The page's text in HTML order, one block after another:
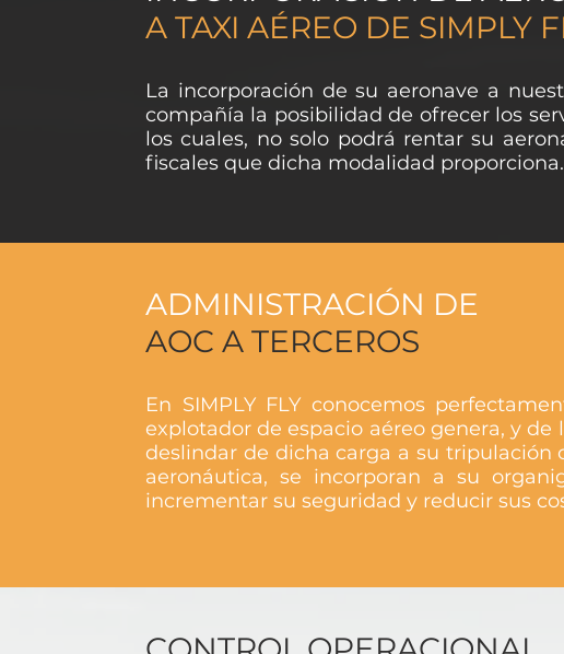
A TAXI AÉREO DE SIMPLY
La incorporación de su aeronave a
compañía la posibilidad de ofrecer los
los cuales, no solo podrá rentar su
fiscales que dicha modalidad proporciona.
ADMINISTRACIÓN DE
AOC A TERCEROS
En SIMPLY FLY conocemos
explotador de espacio aéreo genera, y
deslindar de dicha carga a su tripulación
aeronáutica, se incorporan a su
incrementar su seguridad y reducir sus